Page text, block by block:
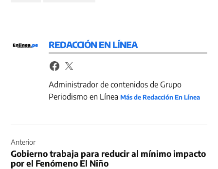
REDACCIÓN EN LÍNEA
Administrador de contenidos de Grupo
Periodismo en LíneaMás de Redacción En Línea
de
entradas
Anterior
Gobierno trabaja para reducir al mínimo impacto
por el Fenómeno El Niño